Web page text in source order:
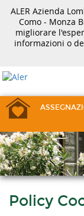
ALER Azienda
Como - Monza
migliorare
informazioni o
Policy